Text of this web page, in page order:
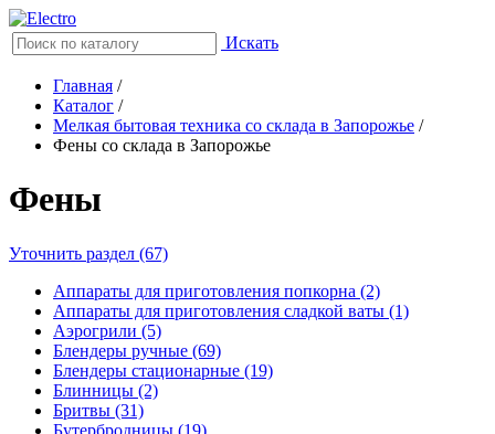
Искать
Главная /
Каталог /
Мелкая бытовая техника со склада в Запорожье /
Фены со склада в Запорожье
Фены
Уточнить раздел (67)
Аппараты для приготовления попкорна (2)
Аппараты для приготовления сладкой ваты (1)
Аэрогрили (5)
Блендеры ручные (69)
Блендеры стационарные (19)
Блинницы (2)
Бритвы (31)
Бутербродницы (19)